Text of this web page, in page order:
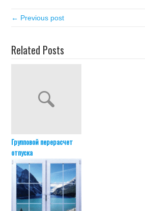
← Previous post
Related Posts
Групповой перерасчет
отпуска